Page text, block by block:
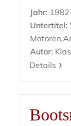
Jahr: 1982
Untertitel:
Autor:
Details